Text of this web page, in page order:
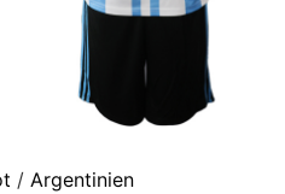
/ Argentinien